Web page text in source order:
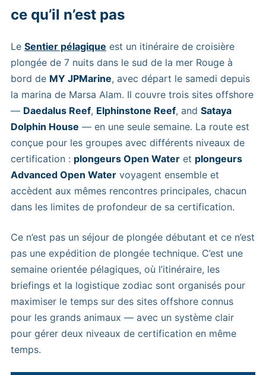
ce qu’il n’est pas
Le Sentier pélagique est un itinéraire de croisière
plongée de 7 nuits dans le sud de la mer Rouge à
bord de MY JPMarine, avec départ le samedi depuis
la marina de Marsa Alam. Il couvre trois sites offshore
— Daedalus Reef, Elphinstone Reef, and Sataya
Dolphin House — en une seule semaine. La route est
conçue pour les groupes avec différents niveaux de
certification : plongeurs Open Water et plongeurs
Advanced Open Water voyagent ensemble et
accèdent aux mêmes rencontres principales, chacun
dans les limites de profondeur de sa certification.
Ce n’est pas un séjour de plongée débutant et ce n’est
pas une expédition de plongée technique. C’est une
semaine orientée pélagiques, où l’itinéraire, les
briefings et la logistique zodiac sont organisés pour
maximiser le temps sur des sites offshore connus
pour les grands animaux — avec un système clair
pour gérer deux niveaux de certification en même
temps.